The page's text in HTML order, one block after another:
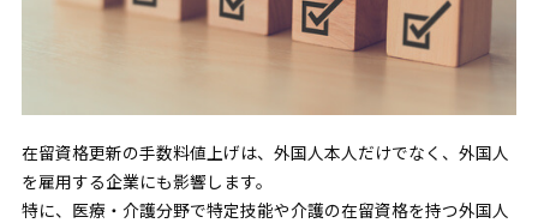
在留資格更新の手数料値上げは、外国人本人だけでなく、外国人
を雇用する企業にも影響します。
特に、医療・介護分野で特定技能や介護の在留資格を持つ外国人